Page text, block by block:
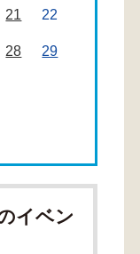
21 22
28 29
イベン